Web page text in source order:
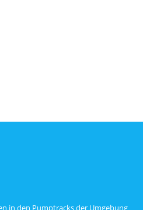
in den Pumptracks der Umgebung